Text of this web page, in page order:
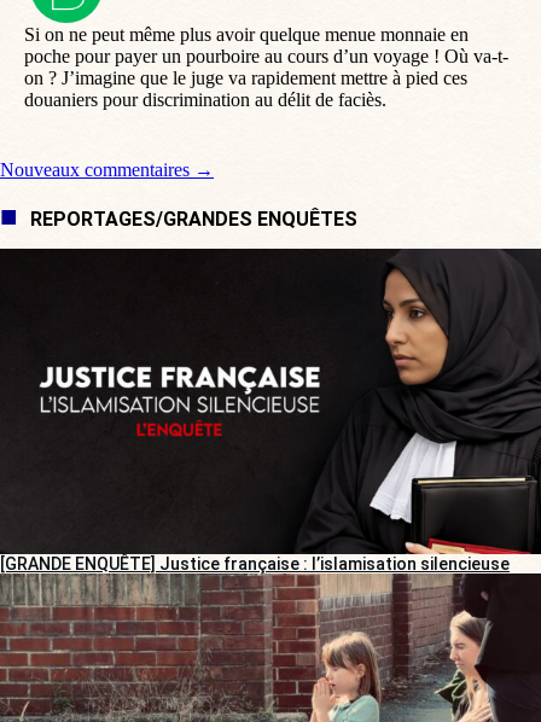
Si on ne peut même plus avoir quelque menue monnaie en
poche pour payer un pourboire au cours d’un voyage ! Où va-t-
on ? J’imagine que le juge va rapidement mettre à pied ces
douaniers pour discrimination au délit de faciès.
Navigation de commentaire
Nouveaux commentaires →
REPORTAGES/GRANDES ENQUÊTES
[GRANDE ENQUÊTE] Justice française : l’islamisation silencieuse